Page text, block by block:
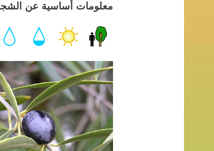
معلومات أساسية عن